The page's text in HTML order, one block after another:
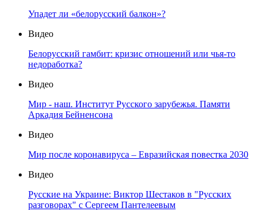
Упадет ли «белорусский балкон»?
Видео
Белорусский гамбит: кризис отношений или чья-то
недоработка?
Видео
Мир - наш. Институт Русского зарубежья. Памяти
Аркадия Бейненсона
Видео
Мир после коронавируса – Евразийская повестка 2030
Видео
Русские на Украине: Виктор Шестаков в "Русских
разговорах" с Сергеем Пантелеевым